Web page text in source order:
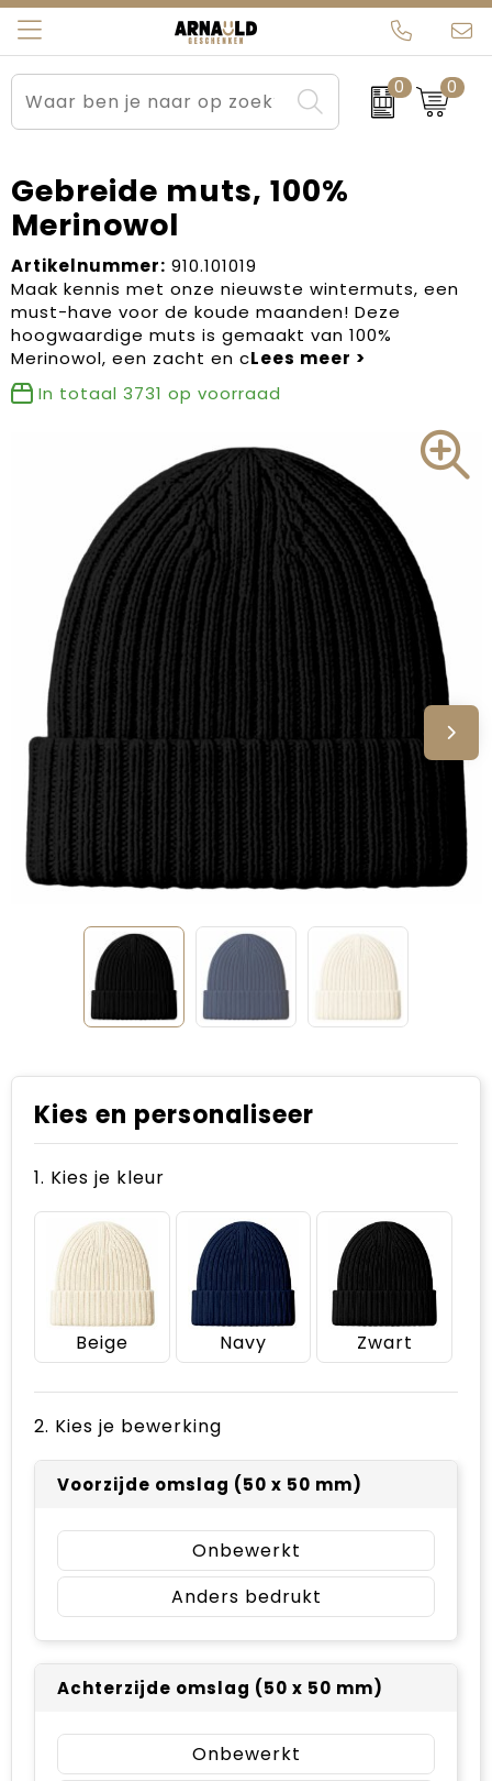
0 0
Relatiegeschenken
Sportkleding
Werkkleding
Kleding en textiel
Tassen
Beurs en Evenementen
Brievenbuspakketten
Carnaval
Dag van de Zorg
Kerstartikelen
Kerstpakketten
Sinterklaas
Verjaardagen
Voetbal, EK en WK
Voor de bouw
Zomergeschenken
Zomerpakketten
Arnauld Kerstpakketten
MijnEigenKadootje
Ons team
Contact
Blogs
Gebreide muts, 100%
Merinowol
Artikelnummer: 910.101019
Maak kennis met onze nieuwste wintermuts, een
must-have voor de koude maanden! Deze
hoogwaardige muts is gemaakt van 100%
Merinowol, een zacht en c
In totaal 3731 op voorraad
Kies en personaliseer
1. Kies je kleur
Beige Navy Zwart
2. Kies je bewerking
Voorzijde omslag (50 x 50 mm)
Onbewerkt
Anders bedrukt
Achterzijde omslag (50 x 50 mm)
Onbewerkt